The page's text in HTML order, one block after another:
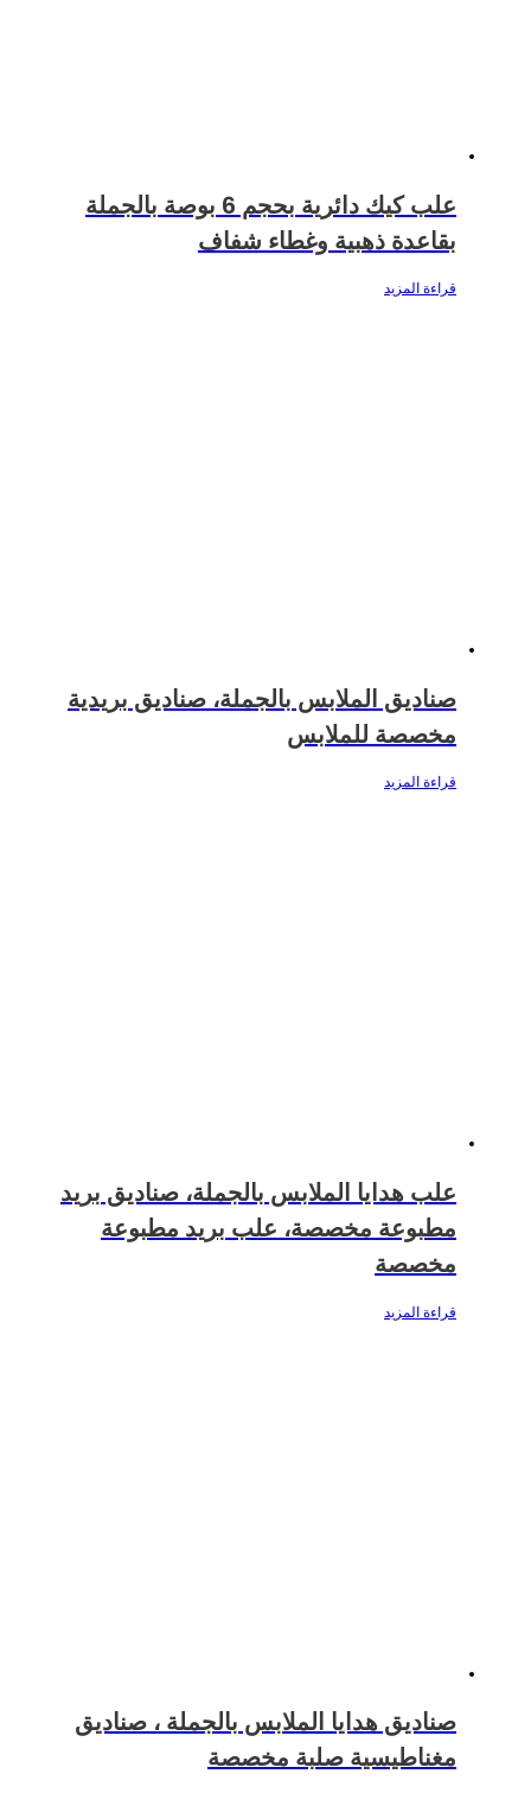
علب كيك دائرية بحجم 6 بوصة بالجملة
بقاعدة ذهبية وغطاء شفاف
قراءة المزيد
صناديق الملابس بالجملة، صناديق بريدية
مخصصة للملابس
قراءة المزيد
علب هدايا الملابس بالجملة، صناديق بريد
مطبوعة مخصصة، علب بريد مطبوعة
مخصصة
قراءة المزيد
صناديق هدايا الملابس بالجملة ، صناديق
مغناطيسية صلبة مخصصة